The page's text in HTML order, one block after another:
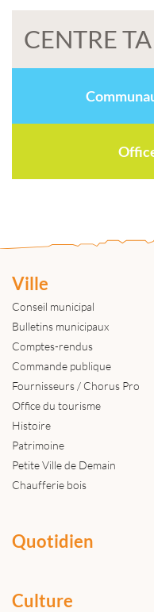
CENTRE
Ville
Conseil municipal
Bulletins municipaux
Comptes-rendus
Commande publique
Fournisseurs / Chorus Pro
Office du tourisme
Histoire
Patrimoine
Petite Ville de Demain
Chaufferie bois
Quotidien
Culture